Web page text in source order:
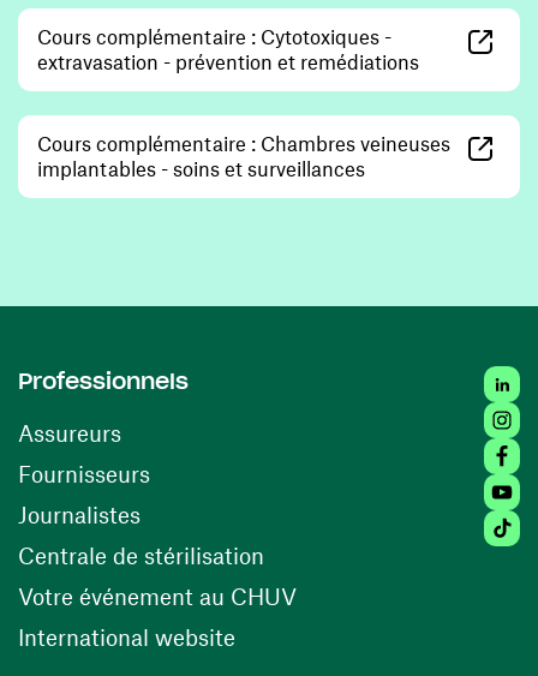
Cours complémentaire : Cytotoxiques -
extravasation - prévention et remédiations(ouvre une
Cours complémentaire : Chambres veineuses
implantables - soins et surveillances(ouvre une
Professionnels
Assureurs
Fournisseurs(ouvre une nouvelle fenêtre)
Journalistes
Centrale de stérilisation (ouvre une nouvelle
Votre événement au CHUV(ouvre une nouvelle
International website